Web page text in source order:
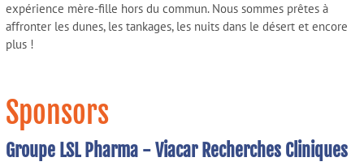
expérience mère-fille hors du commun. Nous sommes prêtes à
affronter les dunes, les tankages, les nuits dans le désert et encore
plus !
Sponsors
Groupe LSL Pharma - Viacar Recherches Cliniques